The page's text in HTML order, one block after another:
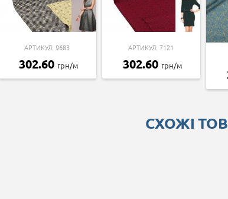
АРТИКУЛ: 9683
302.60 грн/м
АРТИКУЛ: 7121
302.60 грн/м
СХОЖІ